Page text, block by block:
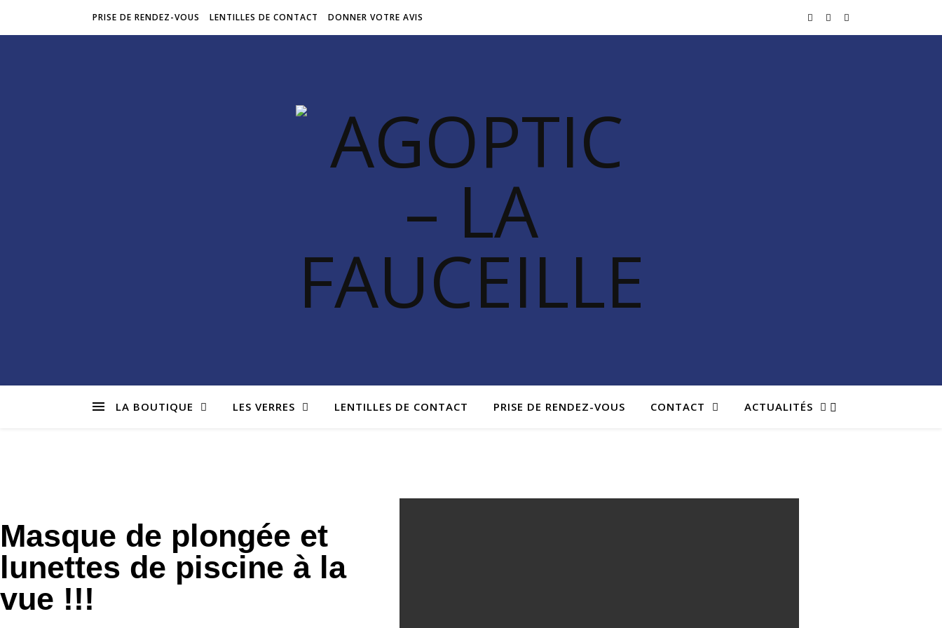
PRISE DE RENDEZ-VOUS LENTILLES DE CONTACT DONNER VOTRE AVIS
LA BOUTIQUE LES VERRES LENTILLES DE CONTACT PRISE DE RENDEZ-VOUS CONTACT ACTUALITÉS
Masque de plongée et
lunettes de piscine à la
vue !!!